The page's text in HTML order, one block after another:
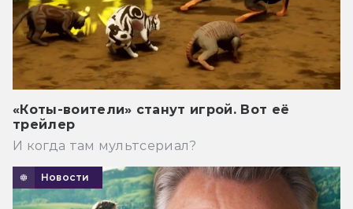
«Коты-воители» станут игрой. Вот её
трейлер
И когда там мультсериал?
Новости